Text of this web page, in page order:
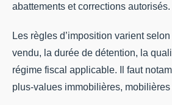
abattements et corrections autorisés.
Les règles d’imposition varient
vendu, la durée de détention, la
régime fiscal applicable. Il faut
plus-values immobilières,